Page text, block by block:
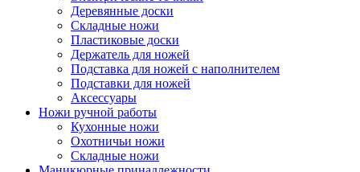
Деревянные доски
Складные ножи
Пластиковые доски
Держатель для ножей
Подставка для ножей с наполнителем
Подставки для ножей
Аксессуары
Ножи ручной работы
Кухонные ножи
Охотничьи ножи
Складные ножи